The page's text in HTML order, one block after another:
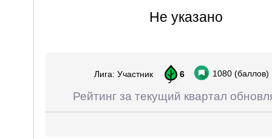
Не указано
Лига: Участник 6 1080 (баллов)
Рейтинг за текущий квартал